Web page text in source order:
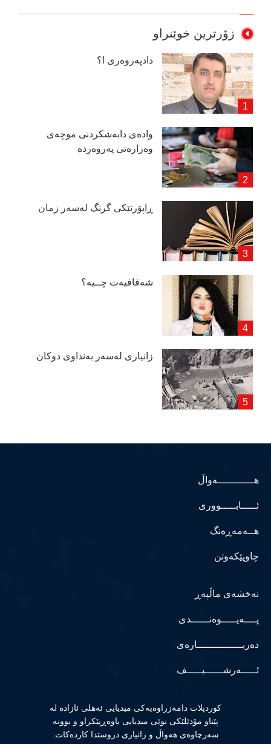
زۆرترین خوێنراو
دادپەروەری !؟
وادەی دابەشكردنی موچەی
وەزارەتی پەروەردە
ڕاپۆرتێكی گرنگ لەسەر زمان
شەفافیەت چــیە؟
زانیاری لەسەر بەنداوی دوكان
هــــــــــــەواڵ
ئـــــابـــــووری
هــەمەڕەنگ
چاوپێکەوتن
نەخشەی ماڵپەڕ
پــــەیـــــوەنــــــدی
دەربـــــــــــــــارەی
ئـــــەرشــــــیـــــف
كوردپلات دامەزراوەیەكی میدیایی ئەهلی ئازادە لە
پێناو مۆدێلێكی نوێی میدیایی باوەڕپێكراو و بوونە
سەرچاوەی هەواڵ و زانیاری دروستدا كاردەكات.